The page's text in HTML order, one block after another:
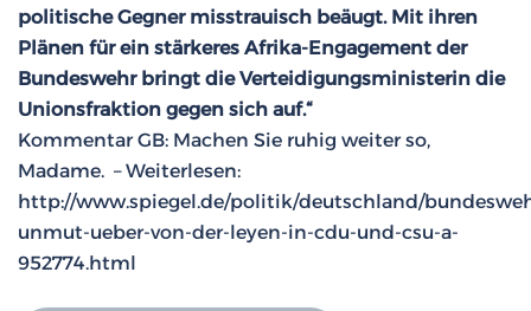
politische Gegner misstrauisch beäugt. Mit ihren
Plänen für ein stärkeres Afrika-Engagement der
Bundeswehr bringt die Verteidigungsministerin die
Unionsfraktion gegen sich auf.“
Kommentar GB: Machen Sie ruhig weiter so,
Madame. – Weiterlesen:
http://www.spiegel.de/politik/deutschland/
unmut-ueber-von-der-leyen-in-cdu-und-csu-a-
952774.html